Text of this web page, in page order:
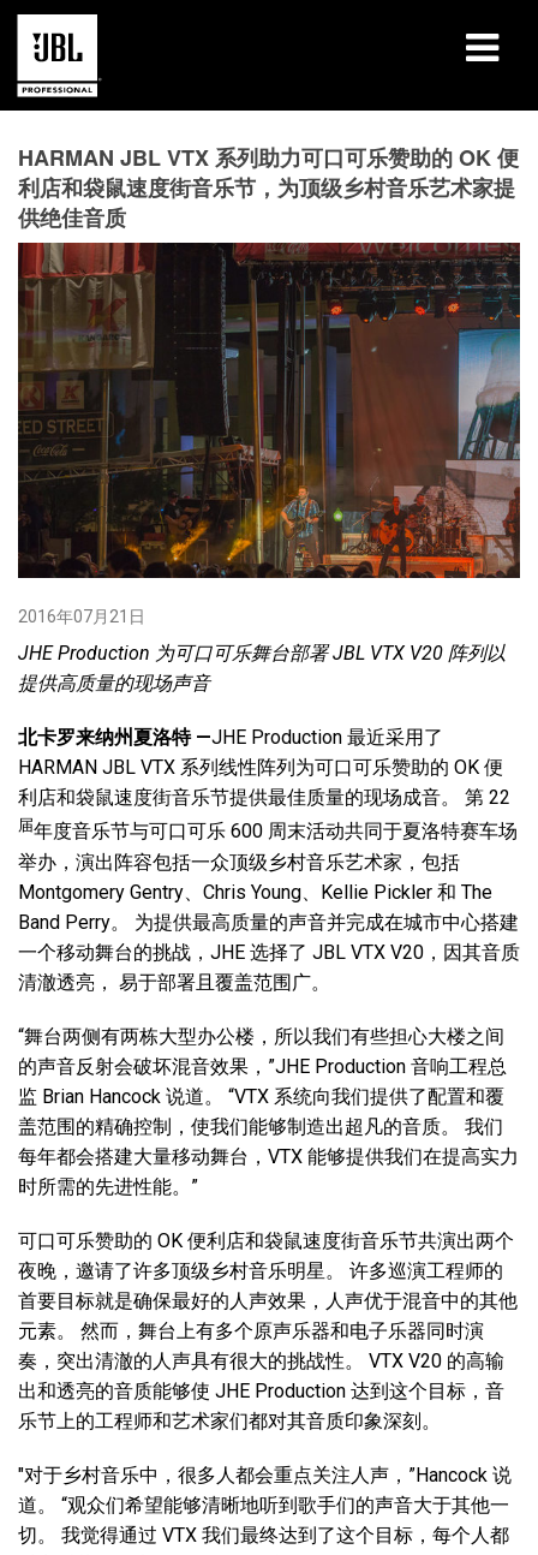
案例研究
学习课程
培训
关于
哪里购买和连接
支持
语言/地区
HARMAN JBL VTX 系列助力可口可乐赞助的 OK 便
利店和袋鼠速度街音乐节，为顶级乡村音乐艺术家提
供绝佳音质
2016年07月21日
JHE Production 为可口可乐舞台部署JBL VTX V20 阵列以
提供高质量的现场声音
北卡罗来纳州夏洛特—JHE Production 最近采用了
HARMAN JBL VTX 系列线性阵列为可口可乐赞助的 OK 便
利店和袋鼠速度街音乐节提供最佳质量的现场成音。 第 22
届年度音乐节与可口可乐 600 周末活动共同于夏洛特赛车场
举办，演出阵容包括一众顶级乡村音乐艺术家，包括
Montgomery Gentry、Chris Young、Kellie Pickler 和 The
Band Perry。 为提供最高质量的声音并完成在城市中心搭建
一个移动舞台的挑战，JHE 选择了 JBL VTX V20，因其音质
清澈透亮， 易于部署且覆盖范围广。
“舞台两侧有两栋大型办公楼，所以我们有些担心大楼之间
的声音反射会破坏混音效果，”JHE Production 音响工程总
监 Brian Hancock 说道。 “VTX 系统向我们提供了配置和覆
盖范围的精确控制，使我们能够制造出超凡的音质。 我们
每年都会搭建大量移动舞台，VTX 能够提供我们在提高实力
时所需的先进性能。”
可口可乐赞助的 OK 便利店和袋鼠速度街音乐节共演出两个
夜晚，邀请了许多顶级乡村音乐明星。 许多巡演工程师的
首要目标就是确保最好的人声效果，人声优于混音中的其他
元素。 然而，舞台上有多个原声乐器和电子乐器同时演
奏，突出清澈的人声具有很大的挑战性。 VTX V20 的高输
出和透亮的音质能够使 JHE Production 达到这个目标，音
乐节上的工程师和艺术家们都对其音质印象深刻。
"对于乡村音乐中，很多人都会重点关注人声，”Hancock 说
道。 “观众们希望能够清晰地听到歌手们的声音大于其他一
切。 我觉得通过 VTX 我们最终达到了这个目标，每个人都